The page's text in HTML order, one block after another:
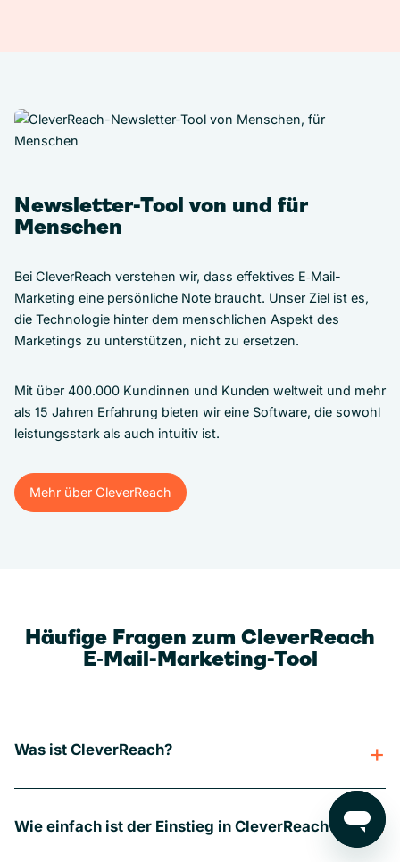
Newsletter-Tool von und für
Menschen
Bei CleverReach verstehen wir, dass effektives E‑Mail-
Marketing eine persönliche Note braucht. Unser Ziel ist es,
die Technologie hinter dem menschlichen Aspekt des
Marketings zu unterstützen, nicht zu ersetzen.
Mit über 400.000 Kundinnen und Kunden weltweit und mehr
als 15 Jahren Erfahrung bieten wir eine Software, die sowohl
leistungsstark als auch intuitiv ist.
Mehr über CleverReach
Mehr über CleverReach
Häufige Fragen zum CleverReach
E‑Mail-Marketing-Tool
Was ist CleverReach?
Wie einfach ist der Einstieg in CleverReach?